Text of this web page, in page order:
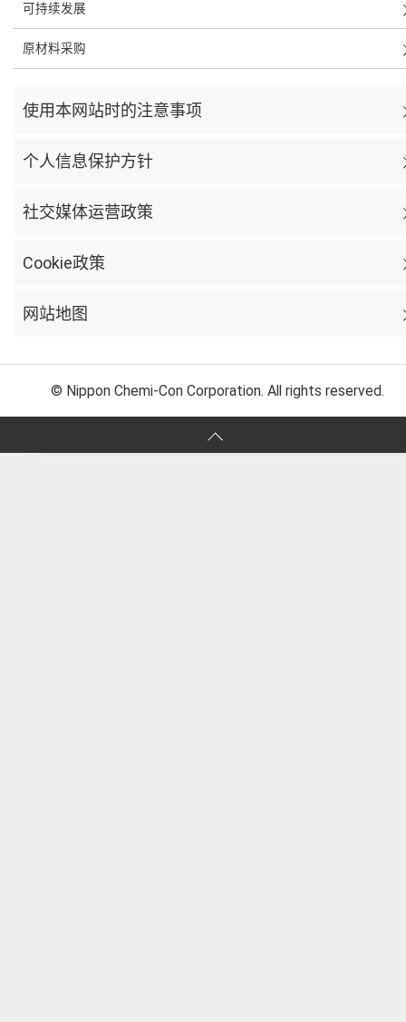
可持续发展
原材料采购
使用本网站时的注意事项
个人信息保护方针
社交媒体运营政策
Cookie政策
网站地图
© Nippon Chemi-Con Corporation. All rights reserved.